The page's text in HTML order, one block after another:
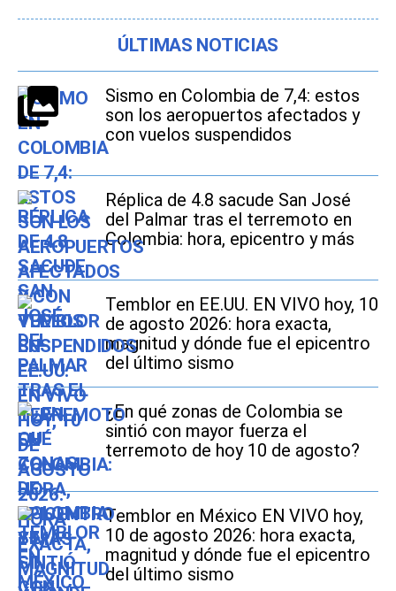
ÚLTIMAS NOTICIAS
Sismo en Colombia de 7,4: estos
son los aeropuertos afectados y
con vuelos suspendidos
Réplica de 4.8 sacude San José
del Palmar tras el terremoto en
Colombia: hora, epicentro y más
Temblor en EE.UU. EN VIVO hoy, 10
de agosto 2026: hora exacta,
magnitud y dónde fue el epicentro
del último sismo
¿En qué zonas de Colombia se
sintió con mayor fuerza el
terremoto de hoy 10 de agosto?
Temblor en México EN VIVO hoy,
10 de agosto 2026: hora exacta,
magnitud y dónde fue el epicentro
del último sismo